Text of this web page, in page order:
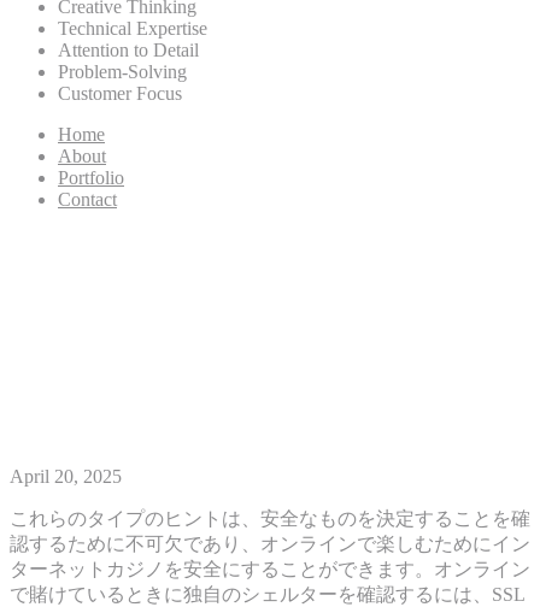
Creative Thinking
Technical Expertise
Attention to Detail
Problem-Solving
Customer Focus
Home
About
Portfolio
Contact
April 20, 2025
これらのタイプのヒントは、安全なものを決定することを確
認するために不可欠であり、オンラインで楽しむためにイン
ターネットカジノを安全にすることができます。オンライン
で賭けているときに独自のシェルターを確認するには、SSL